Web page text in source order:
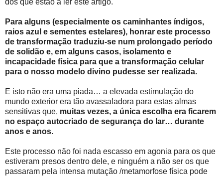
Para alguns (especialmente os caminhantes índigos,
raios azul e sementes estelares), honrar este processo
de transformação traduziu-se num prolongado período
de solidão e, em alguns casos, isolamento e
incapacidade física para que a transformação celular
para o nosso modelo divino pudesse ser realizada.
E isto não era uma piada… a elevada estimulação do
mundo exterior era tão avassaladora para estas almas
sensitivas que, muitas vezes, a única escolha era ficarem
no espaço autocriado de segurança do lar… durante
anos e anos.
Este processo não foi nada escasso em agonia para os que
estiveram presos dentro dele, e ninguém a não ser os que
passaram pela intensa mutação /metamorfose física pode